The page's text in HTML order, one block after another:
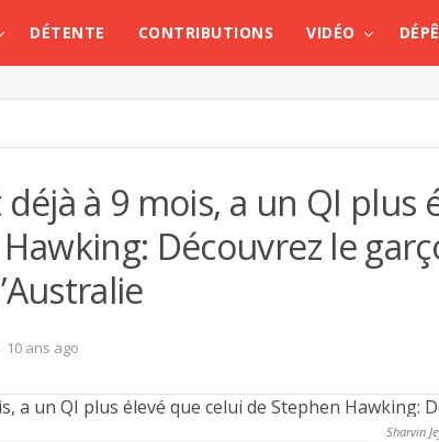
DÉTENTE CONTRIBUTIONS VIDÉO
à 9 mois, a un QI plus
Découvrez le
10 ans ago
Sharvin